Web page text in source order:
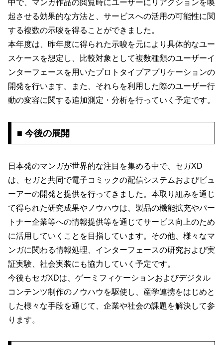
中で、マンガ作品の閲覧時にユーザーにリアクションを喚
起させる効果的な方法と、サービスへの活用の可能性に関
する複数の示唆を得ることができました。
本年度は、昨年度に得られた示唆を元により具体的なユー
スケースを想定し、比較対象として複数種類のユーザーイ
ンターフェースを用いたプロトタイプアプリケーションの
開発を行います。また、それらを利用した際のユーザー行
動の変容に関する追加測定・分析を行っていく予定です。
■ 今後の展開
日本発のマンガが世界的な注目を集める中で、セガXD
は、セガと共同で電子コミックの配信システムおよびビュ
ーアーの開発と提供を行ってきました。本取り組みを通じ
て得られた研究成果やノウハウは、製品の機能拡充やパー
トナー企業等への情報提供等を通じてサービス向上のため
に活用していくことを目指しています。その他、様々なマ
ンガに関わる情報処理、インターフェースの研究および実
証実験、社会実装にも協力していく予定です。
今後もセガXDは、ゲーミフィケーションおよびデジタル
コンテンツ制作のノウハウを駆使し、産学連携をはじめと
した様々な手段を通じて、企業や社会の課題を解決して参
ります。